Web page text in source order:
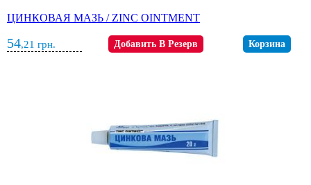
ЦИНКОВАЯ МАЗЬ / ZINC OINTMENT
54,21 грн. Добавить В Резерв Корзина